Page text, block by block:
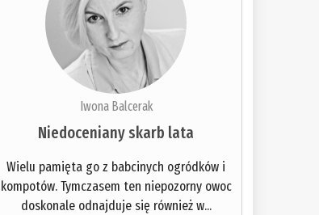
Iwona Balcerak
Niedoceniany skarb lata
Wielu pamięta go z babcinych ogródków i
kompotów. Tymczasem ten niepozorny owoc
doskonale odnajduje się również w...